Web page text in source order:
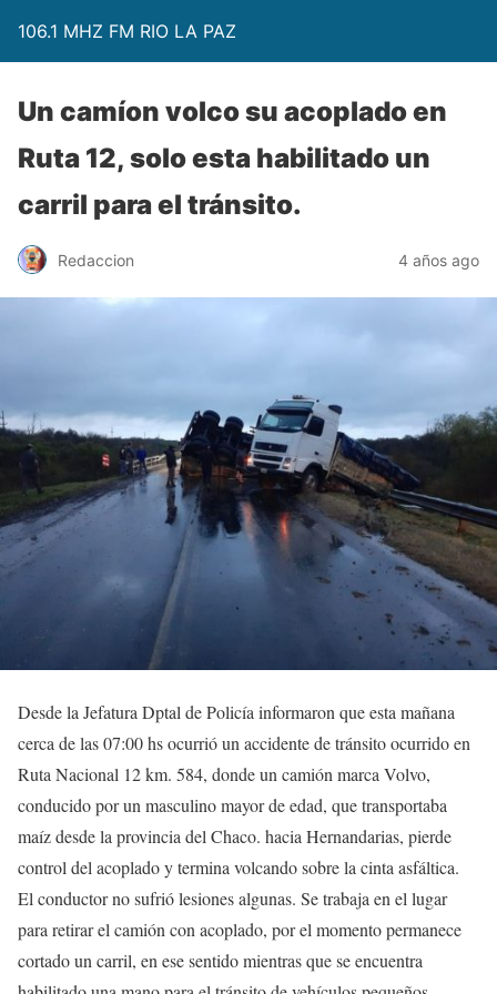
106.1 MHZ FM RIO LA PAZ
Un camíon volco su acoplado en
Ruta 12, solo esta habilitado un
carril para el tránsito.
Redaccion 4 años ago
Desde la Jefatura Dptal de Policía informaron que esta mañana
cerca de las 07:00 hs ocurrió un accidente de tránsito ocurrido en
Ruta Nacional 12 km. 584, donde un camión marca Volvo,
conducido por un masculino mayor de edad, que transportaba
maíz desde la provincia del Chaco. hacia Hernandarias, pierde
control del acoplado y termina volcando sobre la cinta asfáltica.
El conductor no sufrió lesiones algunas. Se trabaja en el lugar
para retirar el camión con acoplado, por el momento permanece
cortado un carril, en ese sentido mientras que se encuentra